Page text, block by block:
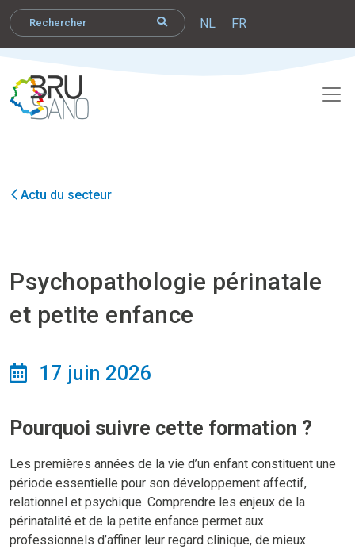
NL FR
Actu du secteur
Psychopathologie périnatale
et petite enfance
17 juin 2026
Pourquoi suivre cette formation ?
Les premières années de la vie d’un enfant constituent une
période essentielle pour son développement affectif,
relationnel et psychique. Comprendre les enjeux de la
périnatalité et de la petite enfance permet aux
professionnels d’affiner leur regard clinique, de mieux